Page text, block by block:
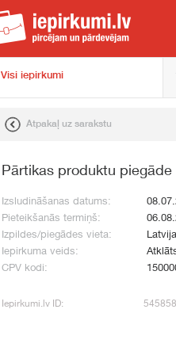
Visi iepirkumi
Atpakaļ uz sarakstu
Pārtikas produktu piegāde
Izsludināšanas datums:
Pieteikšanās termiņš:
Izpildes/piegādes vieta:
Iepirkuma veids:
CPV kodi:
Iepirkumi.lv ID: